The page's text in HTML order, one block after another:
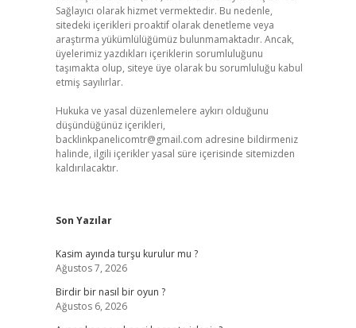
Sağlayıcı olarak hizmet vermektedir. Bu nedenle,
sitedeki içerikleri proaktif olarak denetleme veya
araştırma yükümlülüğümüz bulunmamaktadır. Ancak,
üyelerimiz yazdıkları içeriklerin sorumluluğunu
taşımakta olup, siteye üye olarak bu sorumluluğu kabul
etmiş sayılırlar.
Hukuka ve yasal düzenlemelere aykırı olduğunu
düşündüğünüz içerikleri,
backlinkpanelicomtr@gmail.com adresine bildirmeniz
halinde, ilgili içerikler yasal süre içerisinde sitemizden
kaldırılacaktır.
Son Yazılar
Kasim ayında turşu kurulur mu ?
Ağustos 7, 2026
Birdir bir nasıl bir oyun ?
Ağustos 6, 2026